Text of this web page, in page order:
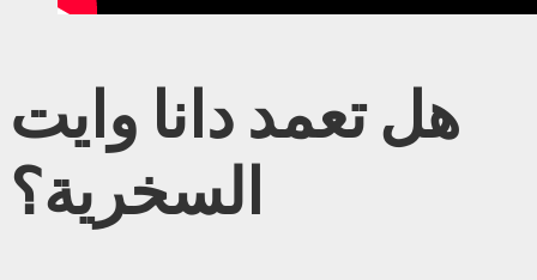
هل تعمد دانا وايت
السخرية؟